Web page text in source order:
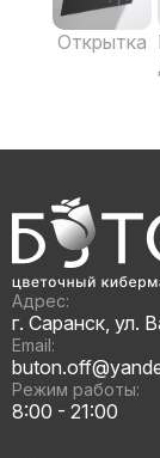
Открытка
Адрес:
г. Саранск, ул.
Email:
Режим работы:
8:00 - 21:00